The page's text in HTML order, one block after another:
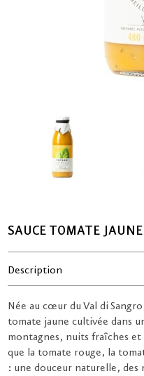
SAUCE TOMATE
Description
Née au cœur du Val di
tomate jaune cultivée dans
montagnes, nuits fraîches
que la tomate rouge, la
: une douceur naturelle,